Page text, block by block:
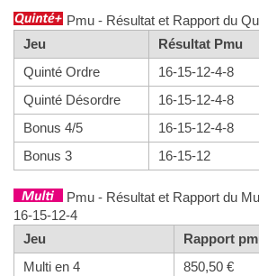
Pmu - Résultat et Rapport du
Jeu
Résultat Pmu
Quinté Ordre
16-15-12-4-8
Quinté Désordre
16-15-12-4-8
Bonus 4/5
16-15-12-4-8
Bonus 3
16-15-12
Pmu - Résultat et Rapport du
16-15-12-4
Jeu
Rapport
Multi en 4
850,50 €